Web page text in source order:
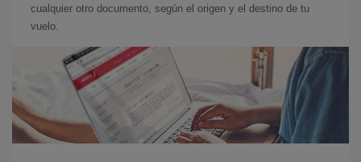
cualquier otro documento, según el origen y el destino de tu
vuelo.